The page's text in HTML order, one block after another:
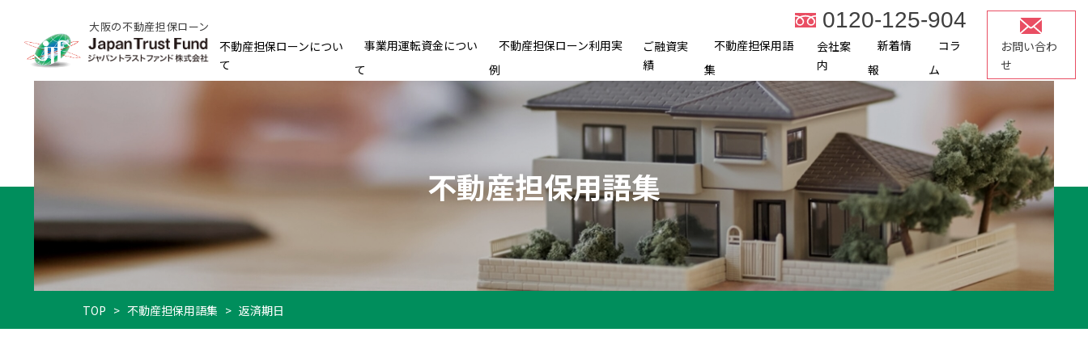
大阪の不動産担保ローン 0120-125-904
不動産担保ローンについ
て
事業用運転資金につい
て
不動産担保ローン利用実
例
ご融資実
績
不動産担保用語
集
会社案
内
新着情
報
コラ
ム
お問い合わ
せ
不動産担保用語集
TOP > 不動産担保用語集 > 返済期日